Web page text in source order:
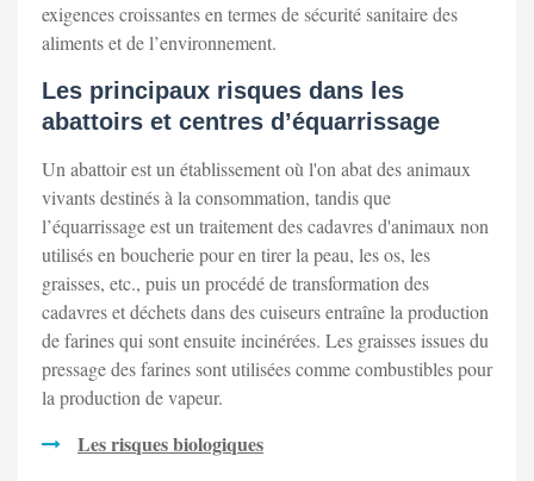
exigences croissantes en termes de sécurité sanitaire des
aliments et de l’environnement.
Les principaux risques dans les
abattoirs et centres d’équarrissage
Un abattoir est un établissement où l'on abat des animaux
vivants destinés à la consommation, tandis que
l’équarrissage est un traitement des cadavres d'animaux non
utilisés en boucherie pour en tirer la peau, les os, les
graisses, etc., puis un procédé de transformation des
cadavres et déchets dans des cuiseurs entraîne la production
de farines qui sont ensuite incinérées. Les graisses issues du
pressage des farines sont utilisées comme combustibles pour
la production de vapeur.
Les risques biologiques